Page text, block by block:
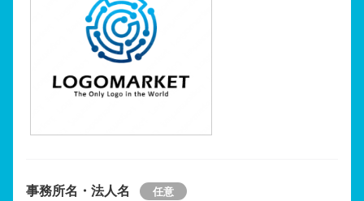
事務所名・法人名